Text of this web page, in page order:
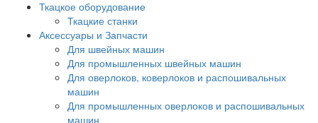
Ткацкое оборудование
Ткацкие станки
Аксессуары и Запчасти
Для швейных машин
Для промышленных швейных машин
Для оверлоков, коверлоков и распошивальных
машин
Для промышленных оверлоков и распошивальных
машин